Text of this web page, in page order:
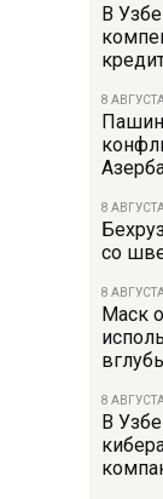
В
8
8
со
8
Маск
8
В